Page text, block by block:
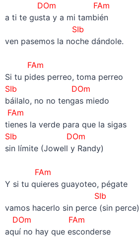
DOm
FAm
a ti te gusta y a mi también
SIb
ven pasemos la noche dándole.
FAm
Si tu pides perreo, toma perreo
SIb
DOm
báilalo, no no tengas miedo
FAm
tienes la verde para que la sigas
SIb
DOm
sin límite (Jowell y Randy)
FAm
Y si tu quieres guayoteo, pégate
SIb
vamos hacerlo sin perce (sin perce)
DOm
FAm
aquí no hay que esconderse